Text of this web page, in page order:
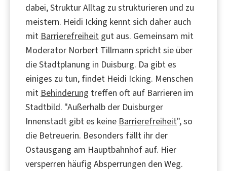
dabei, Struktur Alltag zu strukturieren und zu
meistern. Heidi Icking kennt sich daher auch
mit Barrierefreiheit gut aus. Gemeinsam mit
Moderator Norbert Tillmann spricht sie über
die Stadtplanung in Duisburg. Da gibt es
einiges zu tun, findet Heidi Icking. Menschen
mit Behinderung treffen oft auf Barrieren im
Stadtbild. "Außerhalb der Duisburger
Innenstadt gibt es keine Barrierefreiheit", so
die Betreuerin. Besonders fällt ihr der
Ostausgang am Hauptbahnhof auf. Hier
versperren häufig Absperrungen den Weg.